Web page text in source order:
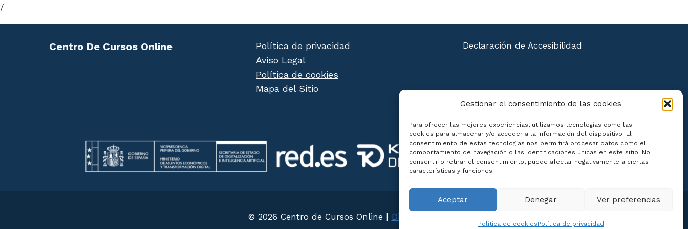
Gestionar el consentimiento de las cookies
Para ofrecer las mejores experiencias, utilizamos tecnologías como las
cookies para almacenar y/o acceder a la información del dispositivo. El
consentimiento de estas tecnologías nos permitirá procesar datos como el
comportamiento de navegación o las identificaciones únicas en este sitio. No
consentir o retirar el consentimiento, puede afectar negativamente a ciertas
características y funciones.
Aceptar Denegar Ver preferencias
Política de cookiesPolítica de privacidad
/
Centro De Cursos Online
Política de privacidad
Aviso Legal
Política de cookies
Mapa del Sitio
Declaración de Accesibilidad
© 2026 Centro de Cursos Online | Diseño Web